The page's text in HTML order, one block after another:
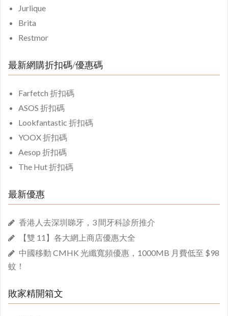
Jurlique
Brita
Restmor
最新網購折扣碼/優惠碼
Farfetch 折扣碼
ASOS 折扣碼
Lookfantastic 折扣碼
YOOX 折扣碼
Aesop 折扣碼
The Hut 折扣碼
最新優惠
香港人去深圳睇牙，3 間牙科診所推介
【雙 11】各大網上商店優惠大全
中國移動 CMHK 光纖寬頻優惠，1000MB 月費低至 $98
蚊！
敗家精開箱文